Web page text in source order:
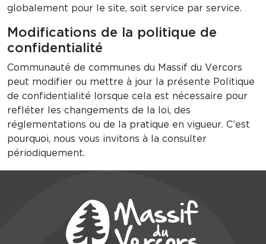
globalement pour le site, soit service par service.
Modifications de la politique de
confidentialité
Communauté de communes du Massif du Vercors
peut modifier ou mettre à jour la présente Politique
de confidentialité lorsque cela est nécessaire pour
refléter les changements de la loi, des
réglementations ou de la pratique en vigueur. C’est
pourquoi, nous vous invitons à la consulter
périodiquement.